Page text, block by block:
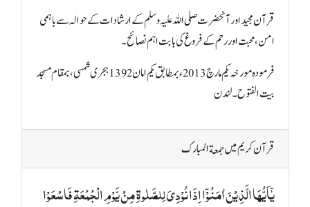
قرآن مجید اور آنحضرت صلی اللہ علیہ وسلم کے ارشا دات کے حوالہ سے باہمی
امن، محبت اور رحم کے فروغ کی بابت اہم نصائح۔
فرمودہ مورخہ یکم مارچ 2013ء بمطابق یکم امان 1392 ہجری شمسی، بمقام مسجد
بیت الفتوح۔ لندن
قرآن کریم میں جمعة المبارک
یٰۤاَیُّہَا الَّذِیۡنَ اٰمَنُوۡۤا اِذَا نُوۡدِیَ لِلصَّلٰوۃِ مِنۡ یَّوۡمِ الۡجُمُعَۃِ فَاسۡعَوۡا